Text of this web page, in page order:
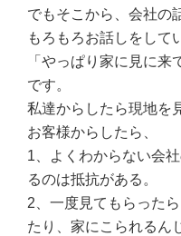
でもそこから、会社の
もろもろお話しをして
「やっぱり家に見に
です。
私達からしたら現地を
お客様からしたら、
1、よくわからない会
るのは抵抗がある。
2、一度見てもらった
たり、家にこられるん